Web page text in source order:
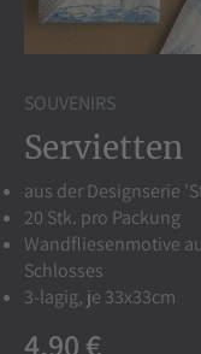
SOUVENIRS
Servietten
aus der Designserie
20 Stk. pro Packung
Wandfliesenmotive
Schlosses
3-lagig, je 33x33cm
4,90 €